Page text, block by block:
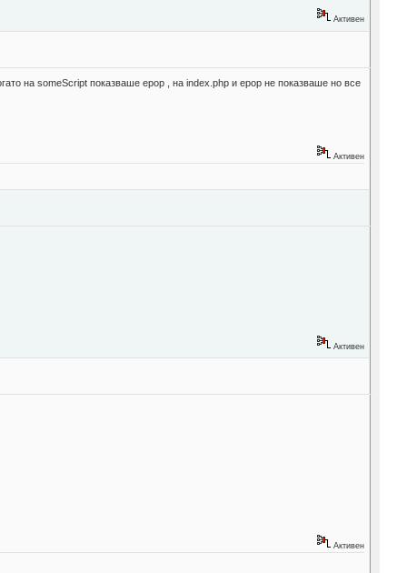
Активен
на someScript показваше ерор , на index.php и ерор не показваше но все
Активен
Активен
Активен